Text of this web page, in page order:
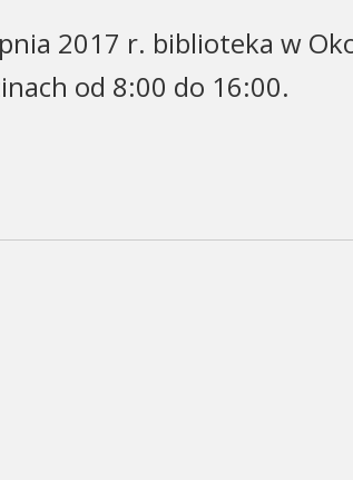
2017 r. biblioteka w
od 8:00 do 16:00.